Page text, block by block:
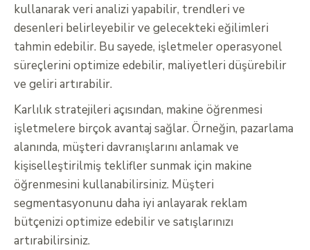
kullanarak veri analizi yapabilir, trendleri ve
desenleri belirleyebilir ve gelecekteki eğilimleri
tahmin edebilir. Bu sayede, işletmeler operasyonel
süreçlerini optimize edebilir, maliyetleri düşürebilir
ve geliri artırabilir.
Karlılık stratejileri açısından, makine öğrenmesi
işletmelere birçok avantaj sağlar. Örneğin, pazarlama
alanında, müşteri davranışlarını anlamak ve
kişiselleştirilmiş teklifler sunmak için makine
öğrenmesini kullanabilirsiniz. Müşteri
segmentasyonunu daha iyi anlayarak reklam
bütçenizi optimize edebilir ve satışlarınızı
artırabilirsiniz.